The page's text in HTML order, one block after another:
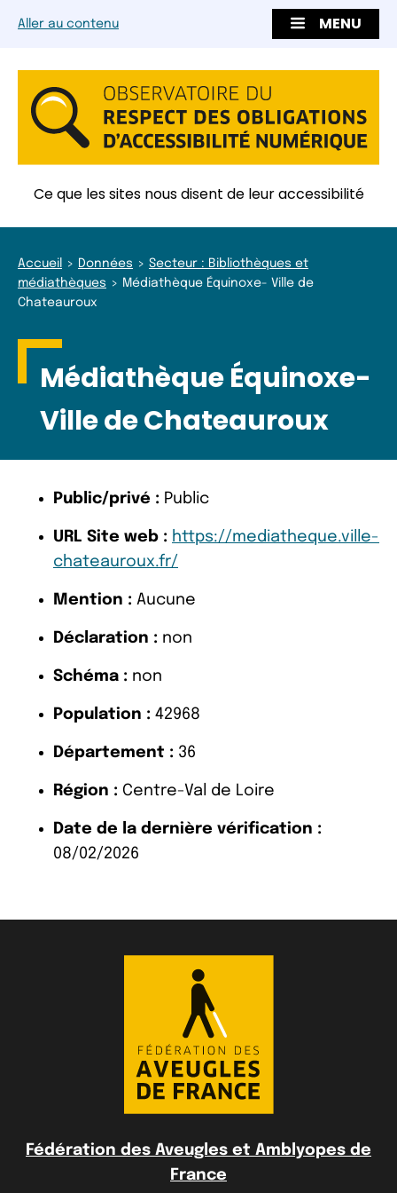
Aller au contenu MENU
Ce que les sites nous disent de leur accessibilité
Accueil Données
Secteur : Bibliothèques et
médiathèques
Médiathèque Équinoxe- Ville de
Chateauroux
Médiathèque Équinoxe-
Ville de Chateauroux
Public/privé : Public
URL Site web : https://mediatheque.ville-
chateauroux.fr/
Mention : Aucune
Déclaration : non
Schéma : non
Population : 42968
Département : 36
Région : Centre-Val de Loire
Date de la dernière vérification :
08/02/2026
Fédération des Aveugles et Amblyopes de
France